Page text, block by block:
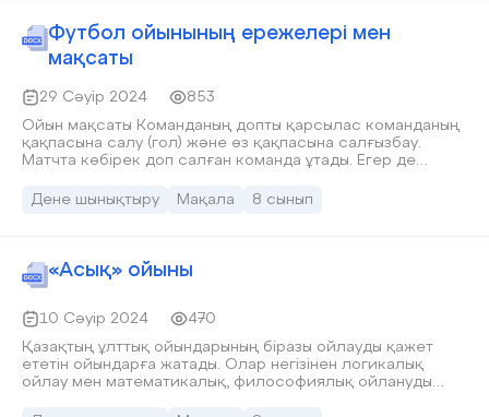
Футбол ойынының ережелері мен
мақсаты
29 Сәуір 2024
853
Ойын мақсаты Команданың допты қарсылас команданың
қақпасына салу (гол) және өз қақпасына салғызбау.
Матчта көбірек доп салған команда ұтады. Егер де
тең ойын деп саналады. Бұл жағдайда тағы қосымша
Дене шынықтыру Мақала 8 сынып
«Асық» ойыны
10 Сәуір 2024
470
Қазақтың ұлттық ойындарының біразы ойлауды қажет
ететін ойындарға жатады. Олар негізінен логикалық
ойлау мен математикалық, философиялық ойлануды